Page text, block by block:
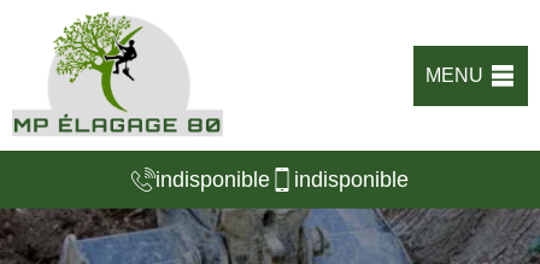
MENU
indisponible indisponible